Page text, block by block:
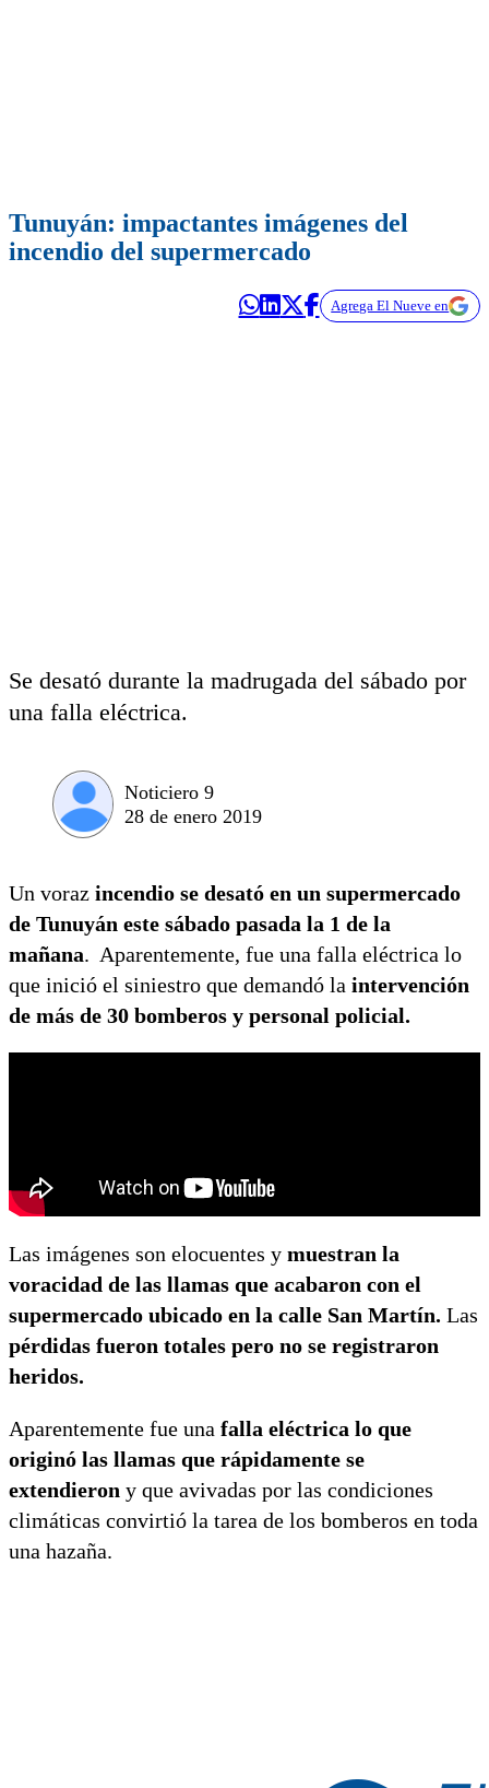
Tunuyán: impactantes imágenes del
incendio del supermercado
Agrega El Nueve en
Se desató durante la madrugada del sábado por
una falla eléctrica.
Noticiero 9
28 de enero 2019
Un voraz incendio se desató en un supermercado
de Tunuyán este sábado pasada la 1 de la
mañana. Aparentemente, fue una falla eléctrica lo
que inició el siniestro que demandó la intervención
de más de 30 bomberos y personal policial.
Las imágenes son elocuentes y muestran la
voracidad de las llamas que acabaron con el
supermercado ubicado en la calle San Martín. Las
pérdidas fueron totales pero no se registraron
heridos.
Aparentemente fue una falla eléctrica lo que
originó las llamas que rápidamente se
extendieron y que avivadas por las condiciones
climáticas convirtió la tarea de los bomberos en toda
una hazaña.